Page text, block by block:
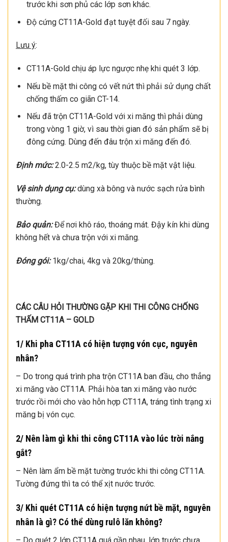
trước khi sơn phủ các lớp sơn khác.
Độ cứng CT11A-Gold đạt tuyệt đối sau 7 ngày.
Lưu ý:
CT11A-Gold chịu áp lực ngược nhẹ khi quét 3 lớp.
Nếu bề mặt thi công có vết nứt thì phải sử dụng chất
chống thấm co giãn CT-14.
Nếu đã trộn CT11A-Gold với xi măng thì phải dùng
trong vòng 1 giờ, vì sau thời gian đó sản phẩm sẽ bị
đông cứng. Dùng đến đâu trộn xi măng đến đó.
Định mức:2.0-2.5 m2/kg, tùy thuộc bề mặt vật liệu.
Vệ sinh dụng cụ:dùng xà bông và nước sạch rửa bình
thường.
Bảo quản:Để nơi khô ráo, thoáng mát. Đậy kín khi dùng
không hết và chưa trộn với xi măng.
Đóng gói:1kg/chai, 4kg và 20kg/thùng.
CÁC CÂU HỎI THƯỜNG GẶP KHI THI CÔNG CHỐNG
THẤM CT11A – GOLD
1/ Khi pha CT11A có hiện tượng vón cục, nguyên
nhân?
– Do trong quá trình pha trộn CT11A ban đầu, cho thẳng
xi măng vào CT11A. Phải hòa tan xi măng vào nước
trước rồi mới cho vào hỗn hợp CT11A, tráng tình trạng xi
măng bị vón cục.
2/ Nên làm gì khi thi công CT11A vào lúc trời nắng
gắt?
– Nên làm ẩm bề mặt tường trước khi thi công CT11A.
Tường đứng thì ta có thể xịt nước trước.
3/ Khi quét CT11A có hiện tượng nứt bề mặt, nguyên
nhân là gì? Có thể dùng rulô lăn không?
– Do quét 2 lớp CT11A quá gần nhau, lớp trước chưa